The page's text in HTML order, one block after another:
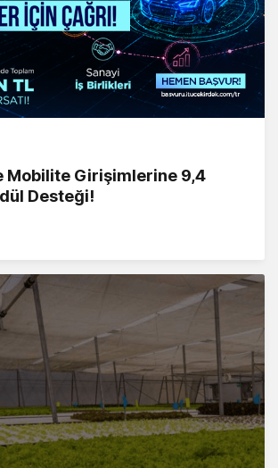
Mobilite Girişimlerine 9,4
Desteği!